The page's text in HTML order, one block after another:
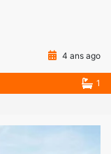
4 ans ago
1